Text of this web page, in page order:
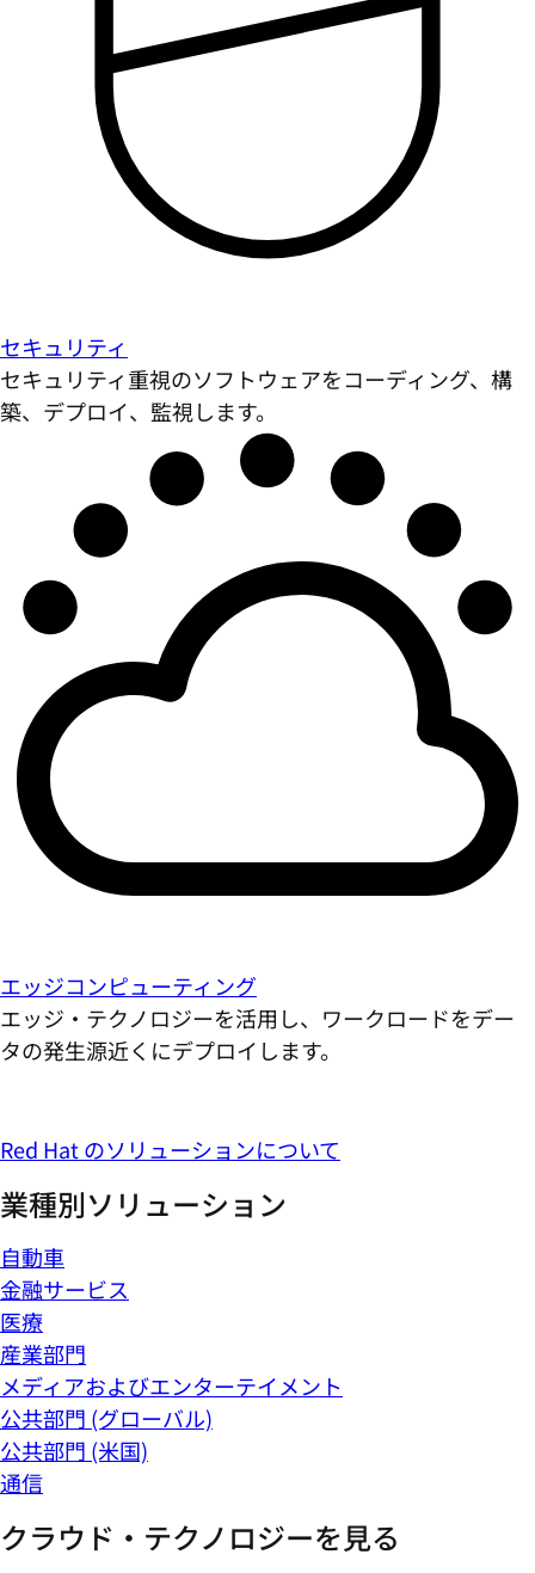
セキュリティ
セキュリティ重視のソフトウェアをコーディング、構
築、デプロイ、監視します。
エッジコンピューティング
エッジ・テクノロジーを活用し、ワークロードをデー
タの発生源近くにデプロイします。
Red Hat のソリューションについて
業種別ソリューション
自動車
金融サービス
医療
産業部門
メディアおよびエンターテイメント
公共部門 (グローバル)
公共部門 (米国)
通信
クラウド・テクノロジーを見る